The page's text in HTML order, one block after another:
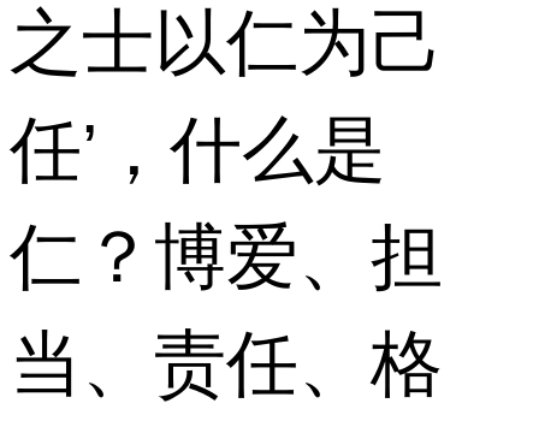
之士以仁为己
任’，什么是
仁？博爱、担
当、责任、格